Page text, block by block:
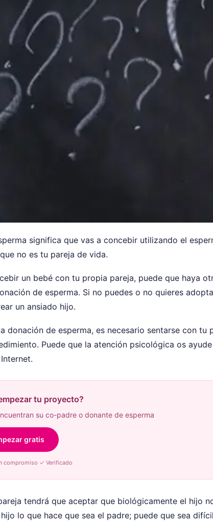
significa que vas a concebir utilizando el
no es tu pareja de vida.
un bebé con tu propia pareja, puede que haya
de esperma. Si no puedes o no quieres
un ansiado hijo.
de esperma, es necesario sentarse con tu
Puede que la atención psicológica os
tu proyecto?
su co-padre o donante de esperma
gratis
compromiso ✓ Verificado
tendrá que aceptar que biológicamente el hijo
lo que hace que sea el padre; puede que sea